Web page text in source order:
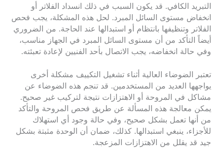
التبريد الكافي. قد يكون السبب في ذلك انسداد الفلاتر أو
انخفاض مستوى السائل المبرد. لحل هذه المشكلة، يجب فحص
الفلاتر وتنظيفها بانتظام أو استبدالها عند الحاجة. من الضروري
أيضاً التأكد من أن مستوى السائل المبرد في الجهاز مناسب،
وفي حالة انخفاضه، يجب الاتصال بأحد الفنيين لإعادة تعبئته.
تعتبر الضوضاء العالية أثناء تشغيل التكييف مشكلة أخرى
يواجهها العديد من المستخدمين. قد تنجم هذه الضوضاء عن
مشاكل في المروحة أو الاهتزازات نتيجة لتركيب غير صحيح.
يمكن معالجة هذه المسألة عن طريق فحص المروحة والتأكد
من أنها تعمل بشكل صحيح، وفي حالة وجود أي استهلاك
للأجزاء، ينبغي استبدالها. كذلك، ضمان أن الوحدة مثبتة بشكل
جيد قد يقلل من الاهتزازات المزعجة.